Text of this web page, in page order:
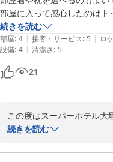
チェックイン時にお選びい
リエーション豊かなアメニ
声も頂戴し大変嬉しく思い
スーパーホテルでは、健康
りにも力を入れており、幅
ビス向上に努めております。
お忙しい中クチコミをご
梅雨の始まりで蒸し暑い日
次回もまた、めしこ402様
部屋に入って感心したのはト
朝食の健康を重視したもので
続きを読む
部屋: 4 | 接客・サービス: 5 | ロ
設備: 4 | 清潔さ: 5
21
この度はスーパーホテル大
うございます。
のこと、大変嬉しく拝読い
続きを読む